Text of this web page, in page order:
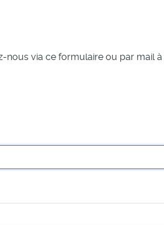
nous via ce formulaire ou par mail à